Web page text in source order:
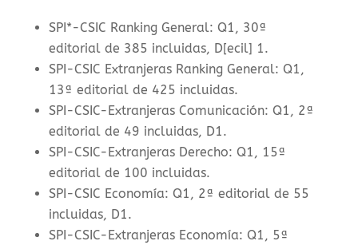
SPI*-CSIC Ranking General: Q1, 30ª
editorial de 385 incluidas, D[ecil] 1.
SPI-CSIC Extranjeras Ranking General: Q1,
13ª editorial de 425 incluidas.
SPI-CSIC-Extranjeras Comunicación: Q1, 2ª
editorial de 49 incluidas, D1.
SPI-CSIC-Extranjeras Derecho: Q1, 15ª
editorial de 100 incluidas.
SPI-CSIC Economía: Q1, 2ª editorial de 55
incluidas, D1.
SPI-CSIC-Extranjeras Economía: Q1, 5ª